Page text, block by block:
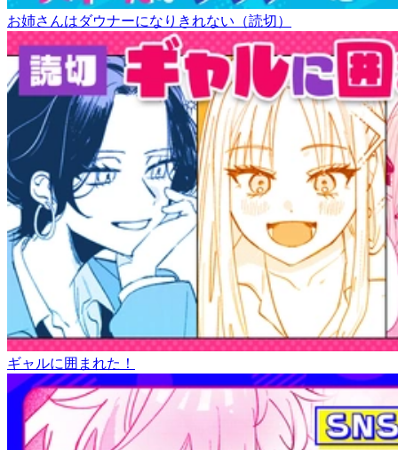
お姉さんはダウナーになりきれない（読切）
ギャルに囲まれた！